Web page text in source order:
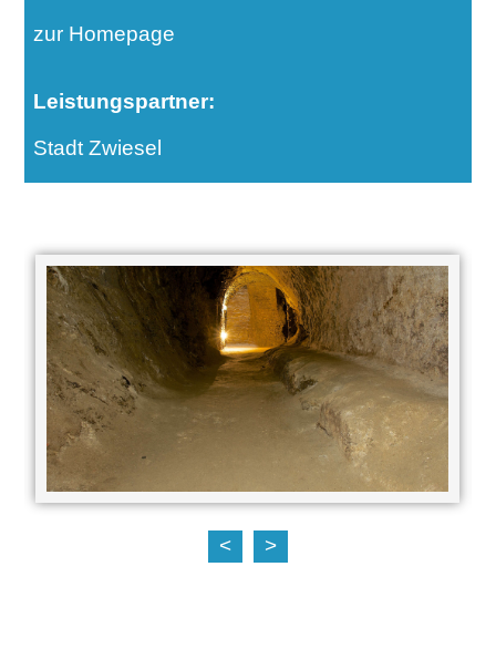
zur Homepage
Leistungspartner:
Stadt Zwiesel
< >